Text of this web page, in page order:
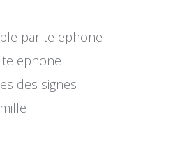
par telephone
telephone
des signes